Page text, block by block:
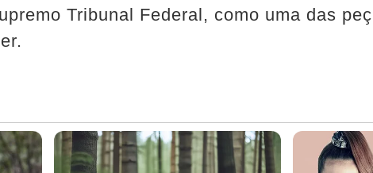
Tribunal Federal, como uma das